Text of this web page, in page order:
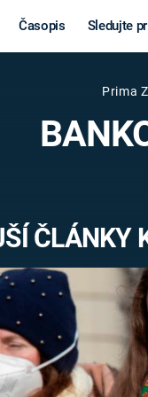
Časopis Sledujte
Věda
MARS
Prima
ČLÁNKY